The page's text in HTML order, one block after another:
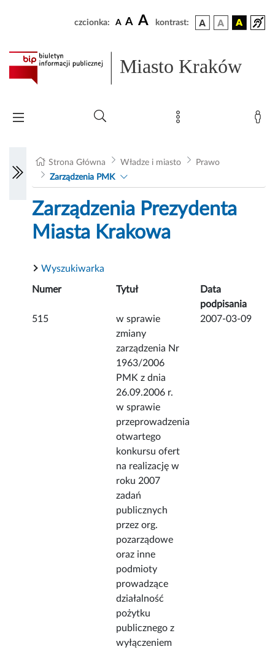
czcionka: A A A kontrast:
Miasto Kraków
Strona Główna Władze i miasto
Prawo
Zarządzenia PMK
Zarządzenia Prezydenta
Miasta Krakowa
Wyszukiwarka
Numer Tytuł
Data
podpisania
515
w sprawie
zmiany
zarządzenia Nr
1963/2006
PMK z dnia
26.09.2006 r.
w sprawie
przeprowadzenia
otwartego
konkursu ofert
na realizację w
roku 2007
zadań
publicznych
przez org.
pozarządowe
oraz inne
podmioty
prowadzące
działalność
pożytku
publicznego z
wyłączeniem
2007-03-09